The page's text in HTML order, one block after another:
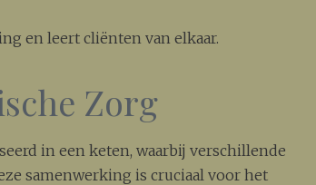
en leert cliënten van elkaar.
Zorg
in een keten, waarbij verschillende
samenwerking is cruciaal voor het